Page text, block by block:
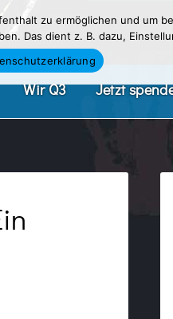
Wir Q3 Jetzt
zu ermöglichen und um
Das dient z. B. dazu,